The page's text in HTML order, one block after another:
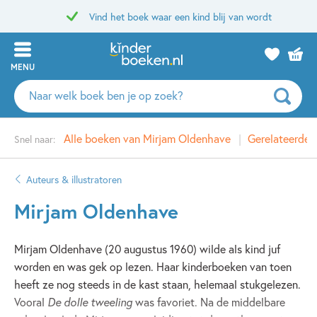
Vind het boek waar een kind blij van wordt
MENU
Zoeken
naar
auteurs
en
uitgevers
Snel naar: Alle boeken van Mirjam Oldenhave Gerelateerde
Auteurs & illustratoren
Mirjam Oldenhave
Mirjam Oldenhave (20 augustus 1960) wilde als kind juf
worden en was gek op lezen. Haar kinderboeken van toen
heeft ze nog steeds in de kast staan, helemaal stukgelezen.
Vooral De dolle tweelingwas favoriet. Na de middelbare